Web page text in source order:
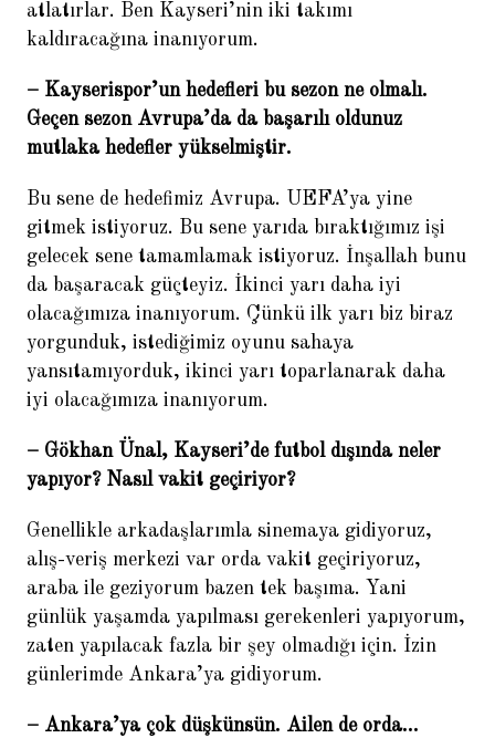
atlatırlar. Ben Kayseri’nin iki takımı
kaldıracağına inanıyorum.
– Kayserispor’un hedefleri bu sezon ne olmalı.
Geçen sezon Avrupa’da da başarılı oldunuz
mutlaka hedefler yükselmiştir.
Bu sene de hedefimiz Avrupa. UEFA’ya yine
gitmek istiyoruz. Bu sene yarıda bıraktığımız işi
gelecek sene tamamlamak istiyoruz. İnşallah bunu
da başaracak güçteyiz. İkinci yarı daha iyi
olacağımıza inanıyorum. Çünkü ilk yarı biz biraz
yorgunduk, istediğimiz oyunu sahaya
yansıtamıyorduk, ikinci yarı toparlanarak daha
iyi olacağımıza inanıyorum.
– Gökhan Ünal, Kayseri’de futbol dışında neler
yapıyor? Nasıl vakit geçiriyor?
Genellikle arkadaşlarımla sinemaya gidiyoruz,
alış-veriş merkezi var orda vakit geçiriyoruz,
araba ile geziyorum bazen tek başıma. Yani
günlük yaşamda yapılması gerekenleri yapıyorum,
zaten yapılacak fazla bir şey olmadığı için. İzin
günlerimde Ankara’ya gidiyorum.
– Ankara’ya çok düşkünsün. Ailen de orda…